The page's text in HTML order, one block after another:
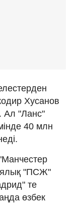
Хусанов
Ал "Ланс"
40 млн
"ПСЖ"
те
өзбек